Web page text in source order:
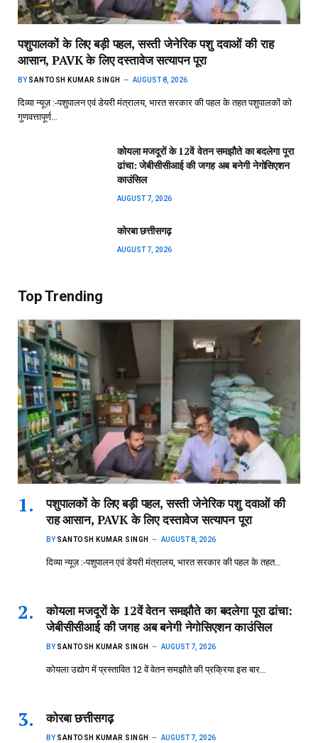
पशुपालकों के लिए बड़ी पहल, सस्ती जेनेरिक पशु दवाओं की राह
आसान, PAVK के लिए दस्तावेज सत्यापन पूरा
BY SANTOSH KUMAR SINGH AUGUST 8, 2026
दिव्या न्यूज़ :-पशुपालन एवं डेयरी मंत्रालय, भारत सरकार की पहल के तहत पशुपालकों को
गुणवत्तापूर्ण…
कोयला मजदूरों के 12वें वेतन समझौते का बदलेगा पूरा
ढांचा: जेबीसीसीआई की जगह अब बनेगी नेगोसिएशन
काउंसिल
AUGUST 7, 2026
कोरबा छत्तीसगढ़
AUGUST 7, 2026
Top Trending
पशुपालकों के लिए बड़ी पहल, सस्ती जेनेरिक पशु दवाओं की
राह आसान, PAVK के लिए दस्तावेज सत्यापन पूरा
BY SANTOSH KUMAR SINGH AUGUST 8, 2026
दिव्या न्यूज़ :-पशुपालन एवं डेयरी मंत्रालय, भारत सरकार की पहल के तहत…
कोयला मजदूरों के 12वें वेतन समझौते का बदलेगा पूरा ढांचा:
जेबीसीसीआई की जगह अब बनेगी नेगोसिएशन काउंसिल
BY SANTOSH KUMAR SINGH AUGUST 7, 2026
कोयला उद्योग में प्रस्तावित 12 वें वेतन समझौते की प्रक्रिया इस बार…
कोरबा छत्तीसगढ़
BY SANTOSH KUMAR SINGH AUGUST 7, 2026